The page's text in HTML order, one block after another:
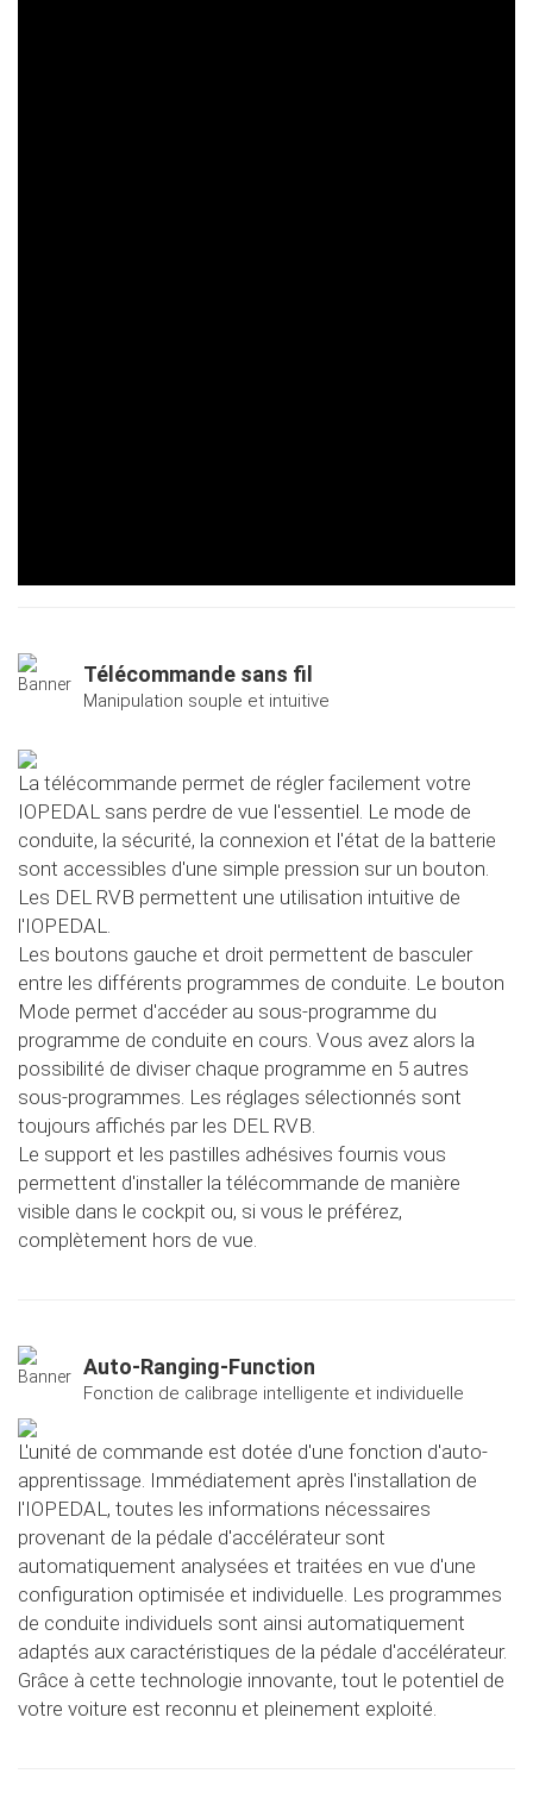
Télécommande sans fil
Manipulation souple et intuitive
La télécommande permet de régler facilement votre
IOPEDAL sans perdre de vue l'essentiel. Le mode de
conduite, la sécurité, la connexion et l'état de la batterie
sont accessibles d'une simple pression sur un bouton.
Les DEL RVB permettent une utilisation intuitive de
l'IOPEDAL.
Les boutons gauche et droit permettent de basculer
entre les différents programmes de conduite. Le bouton
Mode permet d'accéder au sous-programme du
programme de conduite en cours. Vous avez alors la
possibilité de diviser chaque programme en 5 autres
sous-programmes. Les réglages sélectionnés sont
toujours affichés par les DEL RVB.
Le support et les pastilles adhésives fournis vous
permettent d'installer la télécommande de manière
visible dans le cockpit ou, si vous le préférez,
complètement hors de vue.
Auto-Ranging-Function
Fonction de calibrage intelligente et individuelle
L'unité de commande est dotée d'une fonction d'auto-
apprentissage. Immédiatement après l'installation de
l'IOPEDAL, toutes les informations nécessaires
provenant de la pédale d'accélérateur sont
automatiquement analysées et traitées en vue d'une
configuration optimisée et individuelle. Les programmes
de conduite individuels sont ainsi automatiquement
adaptés aux caractéristiques de la pédale d'accélérateur.
Grâce à cette technologie innovante, tout le potentiel de
votre voiture est reconnu et pleinement exploité.